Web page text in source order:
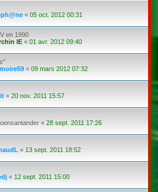
« 05 oct. 2012 00:31
en 1990
IE « 01 avr. 2012 09:40
« 09 mars 2012 07:32
« 20 nov. 2011 15:57
« 28 sept. 2011 17:26
« 13 sept. 2011 18:52
« 12 sept. 2011 15:00